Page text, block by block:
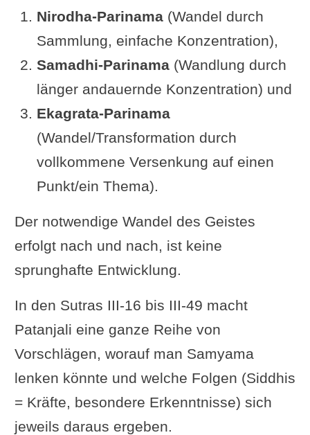
Wissen über frühere Geburten.“
Barbara Miller: „Durch direkte
Wahrnehmung des
unterschwelligen
Eindrucks
ein Wissen über frühere
Geburten.“
Swami Satchidananda: „Durch die
direkte Wahrnehmung der
eigenen
geistigen Eindrücke
frühere Geburten.“
Swami Prabhavananda: „Indem man
Samyama auffrühere
Gedankenwellenmacht, erlangt man
Wissen über seine früheren Leben.“
Swami Vivekananda: „Indem man die
Eindrücke wahrnimmt, erhält man
Wissen über vergangene Leben.“
Wim van den Dungen (buddhistischer
Nirodha-Parinama(Wandel durch
Sammlung, einfache Konzentration),
Samadhi-Parinama(Wandlung durch
länger andauernde Konzentration) und
Ekagrata-Parinama
(Wandel/Transformation durch
vollkommene Versenkung auf einen
Punkt/ein Thema).
Der notwendige Wandel des Geistes
erfolgt nach und nach, ist keine
sprunghafte Entwicklung.
In den Sutras III-16 bis III-49 macht
Patanjali eine ganze Reihe von
Vorschlägen, worauf man Samyama
lenken könnte und welche Folgen (Siddhis
= Kräfte, besondere Erkenntnisse) sich
jeweils daraus ergeben.